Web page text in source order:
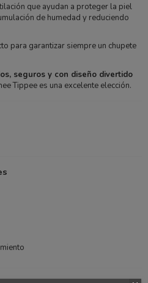
que ayudan a proteger la piel
de humedad y reduciendo
para garantizar siempre un chupete
seguros y con diseño divertido
Tippee es una excelente elección.